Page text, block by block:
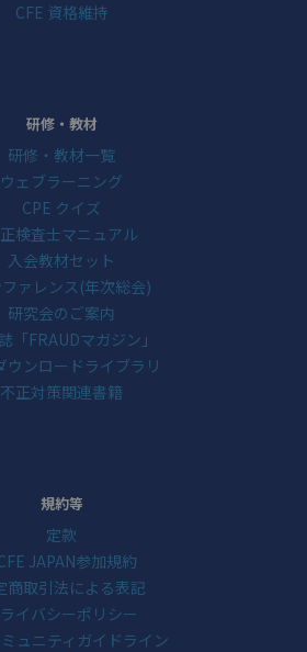
CFE 資格維持
研修・教材
研修・教材一覧
ウェブラーニング
CPE クイズ
検査士マニュアル
入会教材セット
ァレンス(年次総会)
研究会のご案内
「FRAUDマガジン」
ウンロードライブラリ
不正対策関連書籍
規約等
定款
JAPAN参加規約
商取引法による表記
イバシーポリシー
ュニティガイドライン